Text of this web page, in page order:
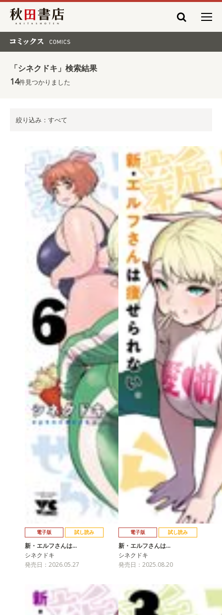
秋田書店
「シネクドキ」検索結果
14件見つかりました
絞り込み：すべて
電子版 試し読み
新・エルフさんは…
シネクドキ
発売日：2026.05.27
電子版 試し読み
新・エルフさんは…
シネクドキ
発売日：2025.08.20